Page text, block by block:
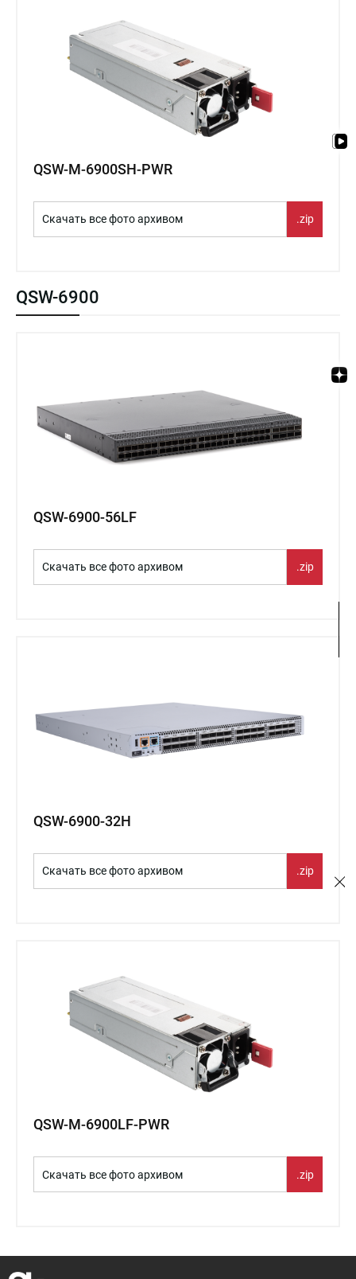
QSW-M-6900SH-PWR
Скачать все фото архивом .zip
QSW-6900
QSW-6900-56LF
Скачать все фото архивом .zip
QSW-6900-32H
Скачать все фото архивом .zip
QSW-M-6900LF-PWR
Скачать все фото архивом .zip